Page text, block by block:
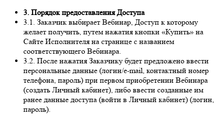
3. Порядок предоставления Доступа
3.1. Заказчик выбирает Вебинар, Доступ к которому
желает получить, путем нажатия кнопки «Купить» на
Сайте Исполнителя на странице с названием
соответствующего Вебинара.
3.2. После нажатия Заказчику будет предложено ввести
персональные данные (логин/e-mail, контактный номер
телефона, пароль) при первом приобретении Вебинара
(создать Личный кабинет), либо ввести созданные им
ранее данные доступа (войти в Личный кабинет) (логин,
пароль).